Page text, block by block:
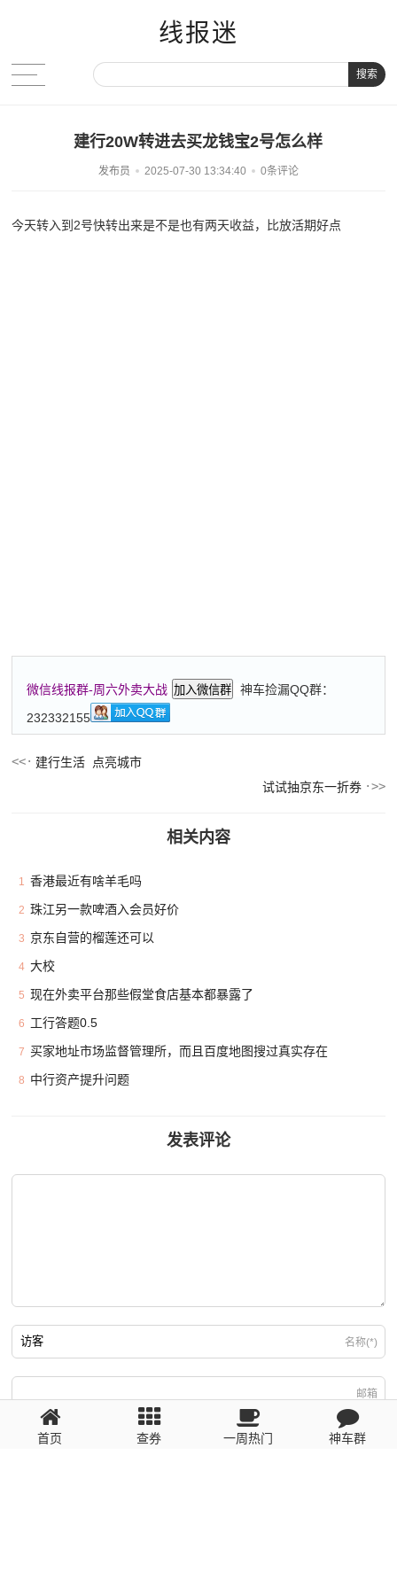
线报迷
搜索
建行20W转进去买龙钱宝2号怎么样
发布员 2025-07-30 13:34:40 0条评论
今天转入到2号快转出来是不是也有两天收益，比放活期好点
微信线报群-周六外卖大战 加入微信群
神车捡漏QQ群：
232332155
建行生活 点亮城市
试试抽京东一折券
相关内容
1 香港最近有啥羊毛吗
2 珠江另一款啤酒入会员好价
3 京东自营的榴莲还可以
4 大校
5 现在外卖平台那些假堂食店基本都暴露了
6 工行答题0.5
7 买家地址市场监督管理所，而且百度地图搜过真实存在
8 中行资产提升问题
发表评论
名称(*)
邮箱
回复需填写必要信息
首页 查券 一周热门 神车群